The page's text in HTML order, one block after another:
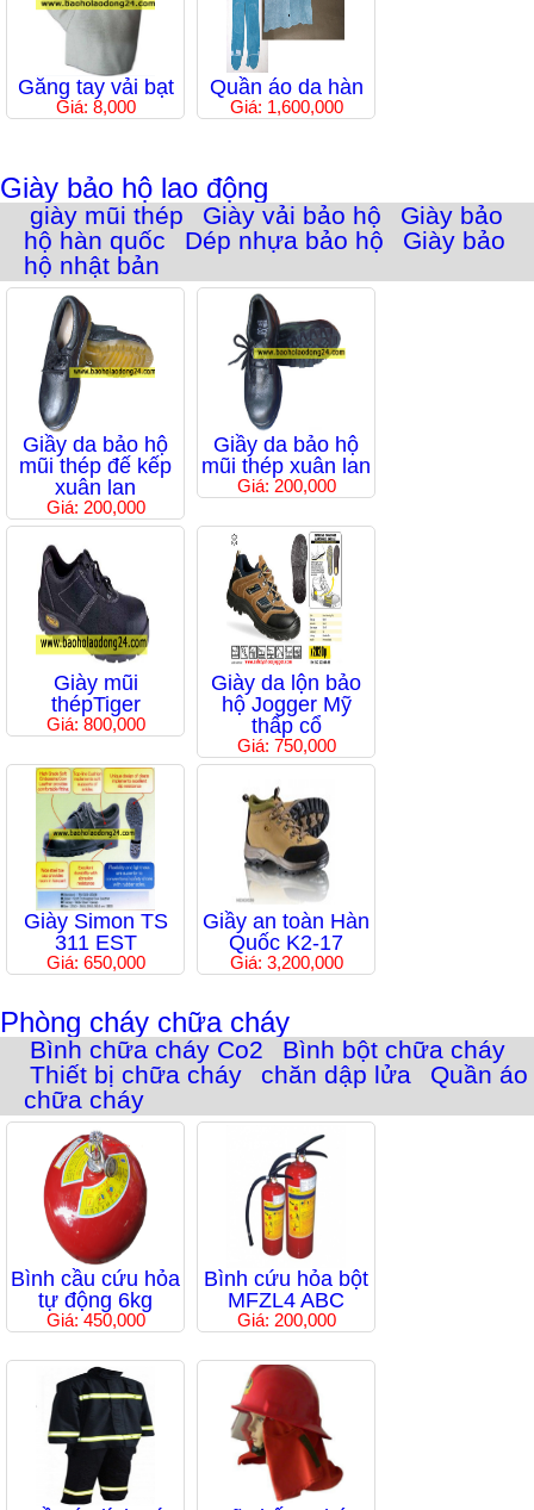
Găng tay vải bạt
Giá: 8,000
Quần áo da hàn
Giá: 1,600,000
Giày bảo hộ lao động
giày mũi thép Giày vải bảo hộ
Giày bảo
hộ hàn quốc
Dép nhựa bảo hộ
Giày bảo
hộ nhật bản
Giầy da bảo hộ
mũi thép đế kếp
xuân lan
Giá: 200,000
Giầy da bảo hộ
mũi thép xuân lan
Giá: 200,000
Giày mũi
thépTiger
Giá: 800,000
Giày da lộn bảo
hộ Jogger Mỹ
thấp cổ
Giá: 750,000
Giày Simon TS
311 EST
Giá: 650,000
Giầy an toàn Hàn
Quốc K2-17
Giá: 3,200,000
Phòng cháy chữa cháy
Bình chữa cháy Co2
Bình bột chữa cháy
Thiết bị chữa cháy
chăn dập lửa
Quần áo
chữa cháy
Bình cầu cứu hỏa
tự động 6kg
Giá: 450,000
Bình cứu hỏa bột
MFZL4 ABC
Giá: 200,000